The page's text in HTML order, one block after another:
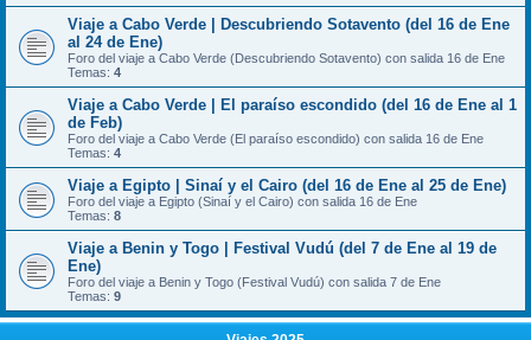
Viaje a Cabo Verde | Descubriendo Sotavento (del 16 de Ene
al 24 de Ene)
Foro del viaje a Cabo Verde (Descubriendo Sotavento) con salida 16 de Ene
Temas: 4
Viaje a Cabo Verde | El paraíso escondido (del 16 de Ene al 1
de Feb)
Foro del viaje a Cabo Verde (El paraíso escondido) con salida 16 de Ene
Temas: 4
Viaje a Egipto | Sinaí y el Cairo (del 16 de Ene al 25 de Ene)
Foro del viaje a Egipto (Sinaí y el Cairo) con salida 16 de Ene
Temas: 8
Viaje a Benin y Togo | Festival Vudú (del 7 de Ene al 19 de
Ene)
Foro del viaje a Benin y Togo (Festival Vudú) con salida 7 de Ene
Temas: 9